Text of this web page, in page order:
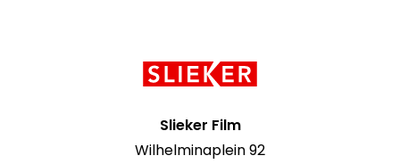
Slieker Film
Wilhelminaplein 92